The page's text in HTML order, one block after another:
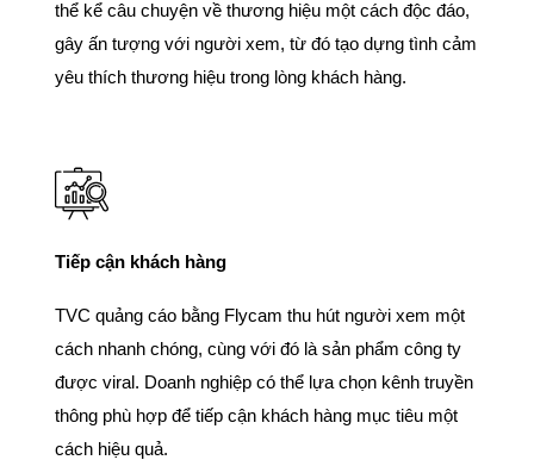
thể kể câu chuyện về thương hiệu một cách độc đáo,
gây ấn tượng với người xem, từ đó tạo dựng tình cảm
yêu thích thương hiệu trong lòng khách hàng.
Tiếp cận khách hàng
TVC quảng cáo bằng Flycam thu hút người xem một
cách nhanh chóng, cùng với đó là sản phẩm công ty
được viral. Doanh nghiệp có thể lựa chọn kênh truyền
thông phù hợp để tiếp cận khách hàng mục tiêu một
cách hiệu quả.